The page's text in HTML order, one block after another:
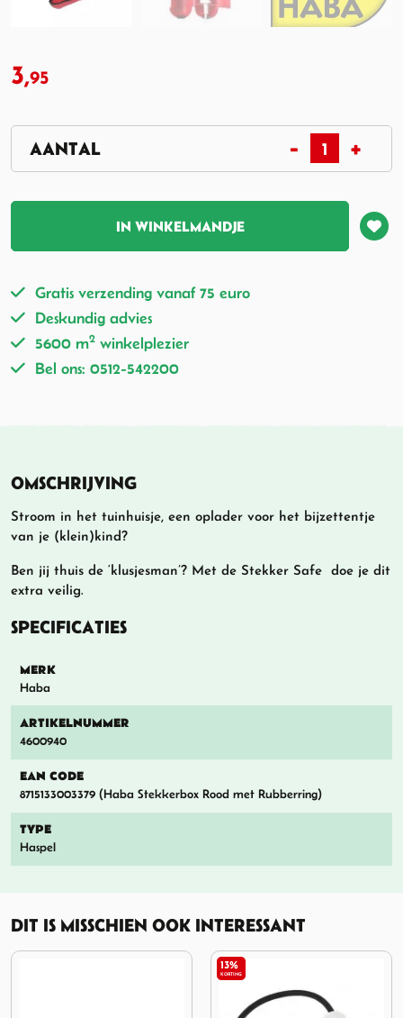
3,95
IN WINKELMANDJE
Gratis verzending vanaf 75 euro
Deskundig advies
5600 m2 winkelplezier
Bel ons: 0512-542200
OMSCHRIJVING
Stroom in het tuinhuisje, een oplader voor het bijzettentje
van je (klein)kind?
Ben jij thuis de ‘klusjesman’? Met de Stekker Safe doe je dit
extra veilig.
SPECIFICATIES
MERK
Haba
ARTIKELNUMMER
4600940
EAN CODE
8715133003379 (Haba Stekkerbox Rood met Rubberring)
TYPE
Haspel
DIT IS MISSCHIEN OOK INTERESSANT